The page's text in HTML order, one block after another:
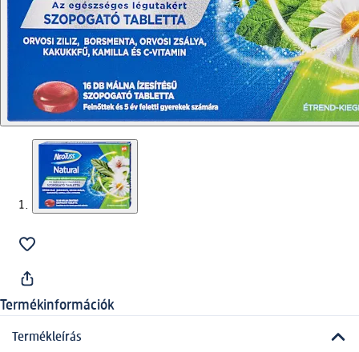
Termékinformációk
Termékleírás